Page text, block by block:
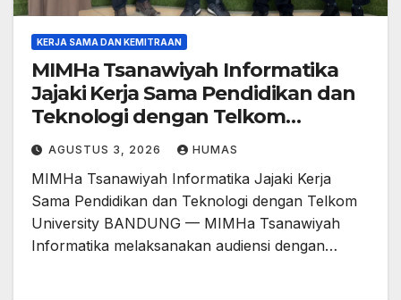
KERJA SAMA DAN KEMITRAAN
MIMHa Tsanawiyah Informatika
Jajaki Kerja Sama Pendidikan dan
Teknologi dengan Telkom
University
AGUSTUS 3, 2026 HUMAS
MIMHa Tsanawiyah Informatika Jajaki Kerja
Sama Pendidikan dan Teknologi dengan Telkom
University BANDUNG — MIMHa Tsanawiyah
Informatika melaksanakan audiensi dengan…